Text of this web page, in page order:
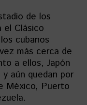
de los
el Clásico
cubanos
más cerca de
a ellos, Japón
aún quedan por
México, Puerto